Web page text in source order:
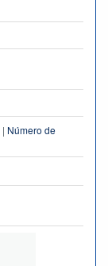
| Número de